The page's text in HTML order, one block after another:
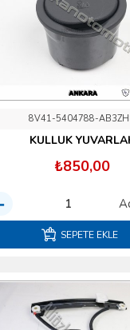
8V41-5404788-
KULLUK
₺850,00
SEPETE EKLE